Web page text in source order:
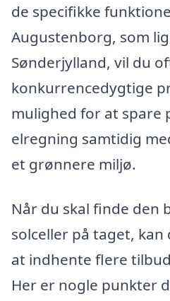
de specifikke
Augustenborg, som
Sønderjylland, vil du
konkurrencedygtige
mulighed for at spare
elregning samtidig
et grønnere miljø.
Når du skal finde den
solceller på taget,
at indhente flere
Her er nogle punkter